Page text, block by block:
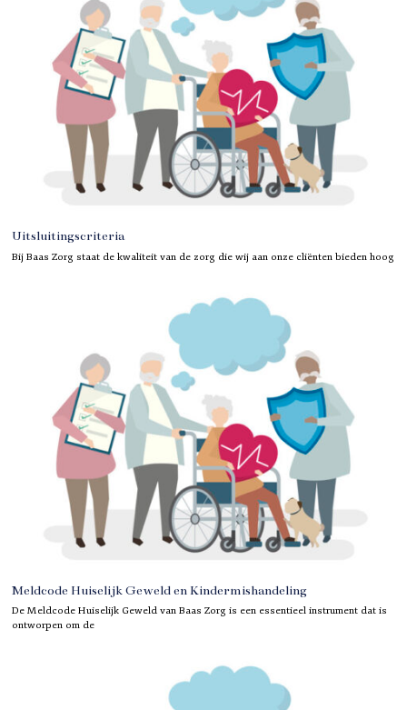
Uitsluitingscriteria
Bij Baas Zorg staat de kwaliteit van de zorg die wij aan onze cliënten bieden hoog
Meldcode Huiselijk Geweld en Kindermishandeling
De Meldcode Huiselijk Geweld van Baas Zorg is een essentieel instrument dat is
ontworpen om de